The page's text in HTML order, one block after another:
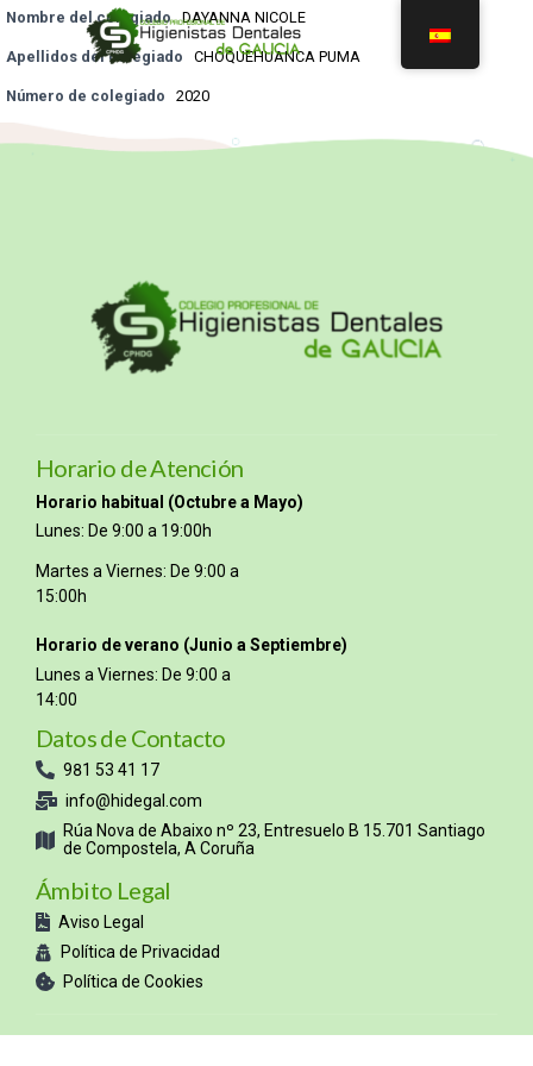
Nombre del colegiado DAYANNA NICOLE
Apellidos del colegiado CHOQUEHUANCA PUMA
Número de colegiado 2020
Horario de Atención
Horario habitual (Octubre a Mayo)
Lunes: De 9:00 a 19:00h
Martes a Viernes: De 9:00 a
15:00h
Horario de verano (Junio a Septiembre)
Lunes a Viernes: De 9:00 a
14:00
Datos de Contacto
981 53 41 17
info@hidegal.com
Rúa Nova de Abaixo nº 23, Entresuelo B 15.701 Santiago
de Compostela, A Coruña
Ámbito Legal
Aviso Legal
Política de Privacidad
Política de Cookies